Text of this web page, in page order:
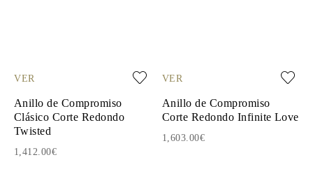
VER
Anillo de Compromiso
Clásico Corte Redondo
Twisted
1,412.00€
VER
Anillo de Compromiso
Corte Redondo Infinite Love
1,603.00€